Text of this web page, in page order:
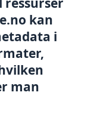
kan
i
man